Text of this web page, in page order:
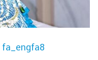
fa_engfa8